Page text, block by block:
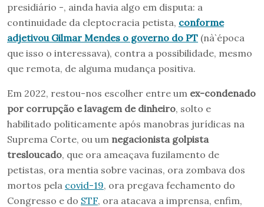
presidiário -, ainda havia algo em disputa: a
continuidade da cleptocracia petista, conforme
adjetivou Gilmar Mendes o governo do PT (nà`época
que isso o interessava), contra a possibilidade, mesmo
que remota, de alguma mudança positiva.
Em 2022, restou-nos escolher entre um ex-condenado
por corrupção e lavagem de dinheiro, solto e
habilitado politicamente após manobras jurídicas na
Suprema Corte, ou um negacionista golpista
tresloucado, que ora ameaçava fuzilamento de
petistas, ora mentia sobre vacinas, ora zombava dos
mortos pela covid-19, ora pregava fechamento do
Congresso e do STF, ora atacava a imprensa, enfim,